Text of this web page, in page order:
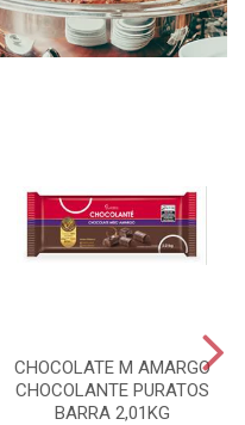
CHOCOLATE M AMARGO
CHOCOLANTE PURATOS
BARRA 2,01KG